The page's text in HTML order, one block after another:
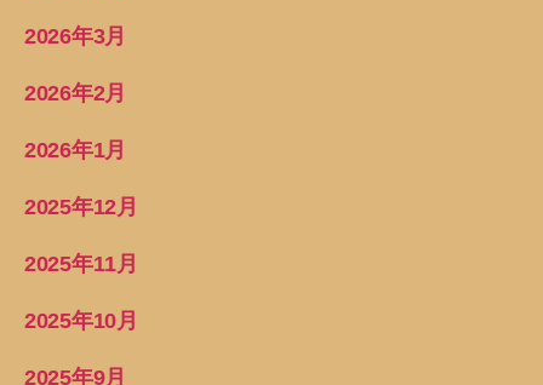
2026年3月
2026年2月
2026年1月
2025年12月
2025年11月
2025年10月
2025年9月